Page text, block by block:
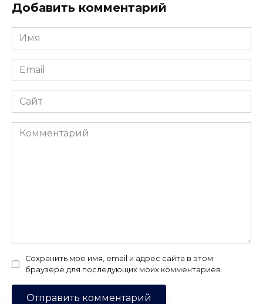
Добавить комментарий
Имя
*
Email
*
Сайт
Комментарий
Сохранить моё имя, email и адрес сайта в этом
браузере для последующих моих комментариев.